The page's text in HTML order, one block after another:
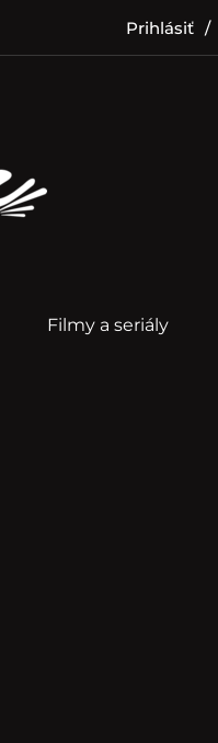
Prihlásiť
Filmy a seriály